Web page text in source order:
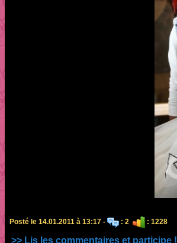
Posté le 14.01.2011 à 13:17 - : 2 : 1228
>> Lis les commentaires et participe !